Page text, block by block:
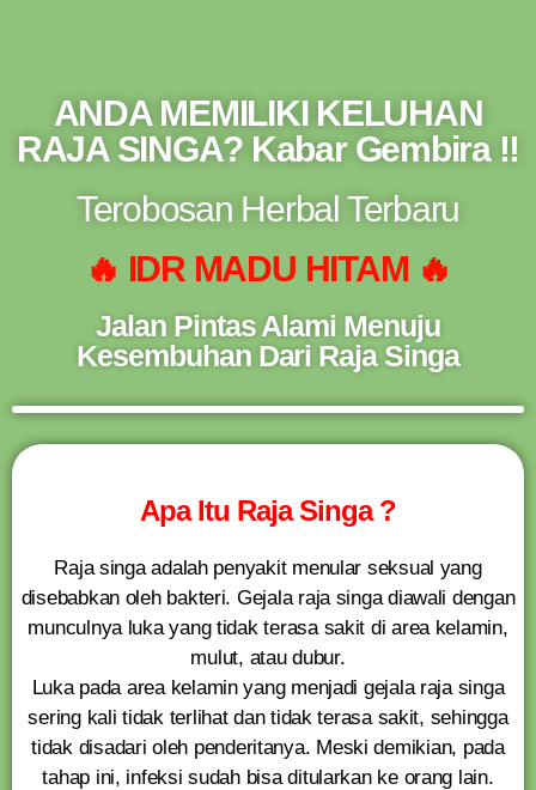
ANDA MEMILIKI KELUHAN
RAJA SINGA? Kabar Gembira !!
Terobosan Herbal Terbaru
🔥 IDR MADU HITAM 🔥
Jalan Pintas Alami Menuju
Kesembuhan Dari Raja Singa
Apa Itu Raja Singa ?
Raja singa adalah penyakit menular seksual yang
disebabkan oleh bakteri. Gejala raja singa diawali dengan
munculnya luka yang tidak terasa sakit di area kelamin,
mulut, atau dubur.
Luka pada area kelamin yang menjadi gejala raja singa
sering kali tidak terlihat dan tidak terasa sakit, sehingga
tidak disadari oleh penderitanya. Meski demikian, pada
tahap ini, infeksi sudah bisa ditularkan ke orang lain.
SETELAH SAMPAI KE REKENING KAMI)